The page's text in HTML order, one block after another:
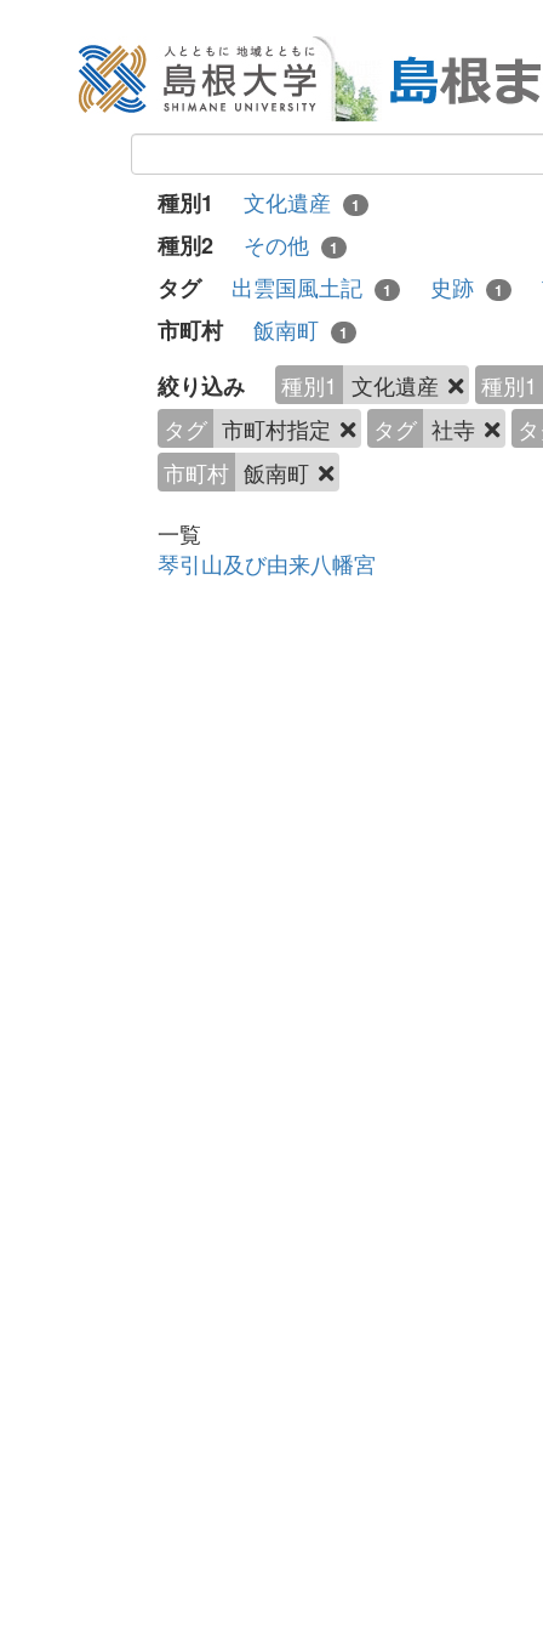
種別1 文化遺産 1
種別2 その他 1
タグ 出雲国風土記 1 史跡 1
市町村
飯南町 1
絞り込み 種別1 文化遺産
種別1
タグ 市町村指定 タグ 社寺
市町村 飯南町
一覧
琴引山及び由来八幡宮